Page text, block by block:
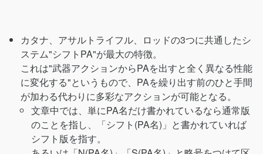
カタナ、アサルトライフル、ロッドの3つに共通したシ
ステム"シフトPA"が最大の特徴。
これは"武器アクションからPAを出すと全く異なる性能
に変化する"というもので、PAを繰り出す前のひと手間
が加わる代わりに多彩なアクションが可能となる。
文章中では、単にPA名だけ書かれているなら通常版
のことを指し、「シフト(PA名)」と書かれていれば
シフト版を指す。